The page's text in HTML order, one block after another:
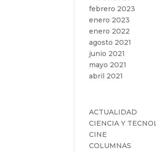
febrero 2023
enero 2023
enero 2022
agosto 2021
junio 2021
mayo 2021
abril 2021
ACTUALIDAD
CIENCIA Y
CINE
COLUMNAS